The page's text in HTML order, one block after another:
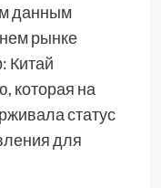
данным
рынке
Китай
которая на
статус
для